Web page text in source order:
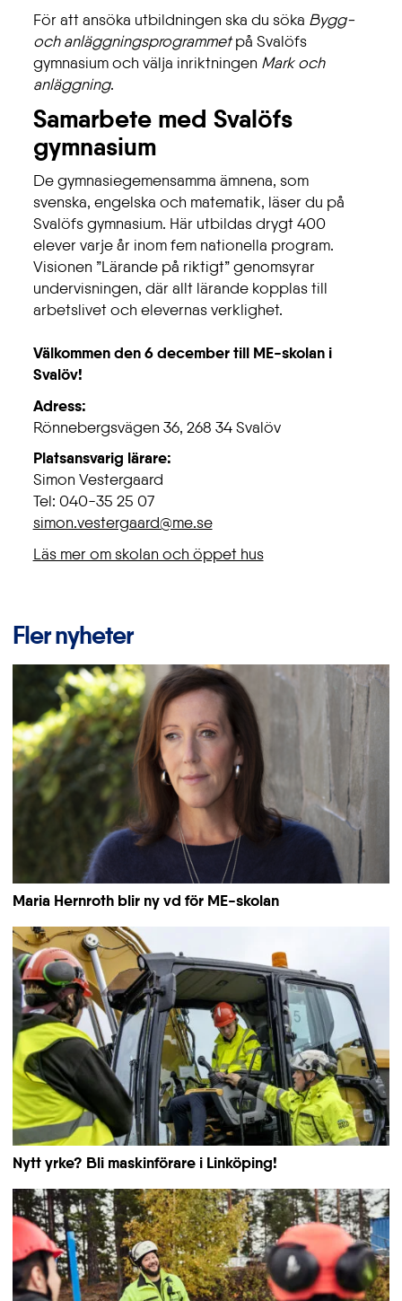
För att ansöka utbildningen ska du söka Bygg-
och anläggningsprogrammetpå Svalöfs
gymnasium och välja inriktningen Mark och
anläggning.
Samarbete med Svalöfs
gymnasium
De gymnasiegemensamma ämnena, som
svenska, engelska och matematik, läser du på
Svalöfs gymnasium. Här utbildas drygt 400
elever varje år inom fem nationella program.
Visionen ”Lärande på riktigt” genomsyrar
undervisningen, där allt lärande kopplas till
arbetslivet och elevernas verklighet.
Välkommen den 6 december till ME-skolan i
Svalöv!
Adress:
Rönnebergsvägen 36, 268 34 Svalöv
Platsansvarig lärare:
Simon Vestergaard
Tel: 040-35 25 07
simon.vestergaard@me.se
Läs mer om skolan och öppet hus
Fler nyheter
Maria Hernroth blir ny vd för ME-skolan
Nytt yrke? Bli maskinförare i Linköping!